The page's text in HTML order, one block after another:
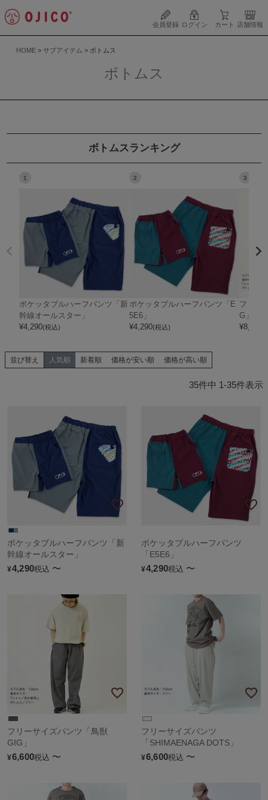
会員登録 ログイン カート 店舗情報
HOME サブアイテム ボトムス
ボトムス
ボトムスランキング
1
ポケッタブルハーフパンツ「新
幹線オールスター」
¥4,290(税込)
2
ポケッタブルハーフパンツ「E
5E6」
¥4,290(税込)
3
フリー
G」
¥8,800
並び替え 人気順 新着順 価格が安い順 価格が高い順
35件中 1-35件表示
ポケッタブルハーフパンツ「新
幹線オールスター」
¥4,290税込 〜
ポケッタブルハーフパンツ
「E5E6」
¥4,290税込 〜
フリーサイズパンツ「鳥獣
GIG」
¥6,600税込 〜
フリーサイズパンツ
「SHIMAENAGA DOTS」
¥6,600税込 〜